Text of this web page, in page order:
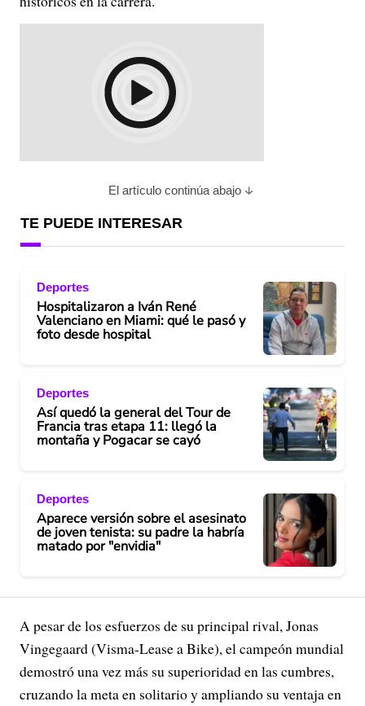
El artículo continúa abajo
TE PUEDE INTERESAR
Deportes
Hospitalizaron a Iván René
Valenciano en Miami: qué le pasó y
foto desde hospital
Deportes
Así quedó la general del Tour de
Francia tras etapa 11: llegó la
montaña y Pogacar se cayó
Deportes
Aparece versión sobre el asesinato
de joven tenista: su padre la habría
matado por "envidia"
A pesar de los esfuerzos de su principal rival, Jonas
Vingegaard (Visma-Lease a Bike), el campeón mundial
demostró una vez más su superioridad en las cumbres,
cruzando la meta en solitario y ampliando su ventaja en